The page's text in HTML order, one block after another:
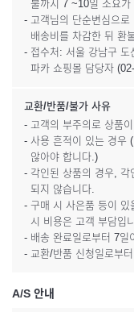
불까지 7 ~10일 소요가
- 고객님의 단순변심으
배송비를 차감한 뒤 환
- 접수처: 서울 강남구 도
파카 쇼핑몰 담당자
교환/반품/불가 사유
- 고객의 부주의로 상품
- 사용 흔적이 있는 경우
않아야 합니다.)
- 각인된 상품의 경우, 각
되지 않습니다.
- 구매 시 사은품 등이 있
시 비용은 고객 부담입
- 배송 완료일로부터 7일
- 교환/반품 신청일로부
A/S 안내